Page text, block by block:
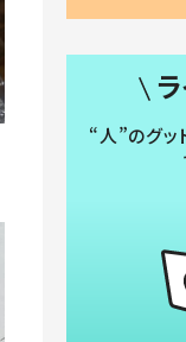
“人”のグッ